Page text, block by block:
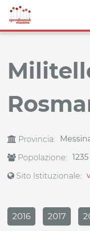
Provincia:
Popolazione: 1235
Sito Istituzionale:
2016 2017